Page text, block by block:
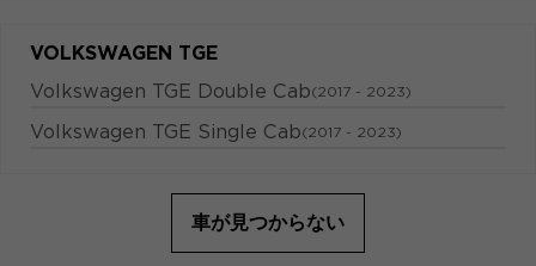
VOLKSWAGEN TGE
Volkswagen TGE Double Cab(2017 - 2023)
Volkswagen TGE Single Cab(2017 - 2023)
車が見つからない